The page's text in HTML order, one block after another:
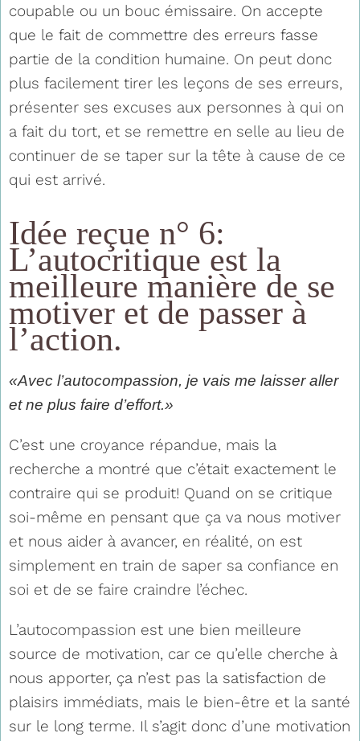
coupable ou un bouc émissaire. On accepte
que le fait de commettre des erreurs fasse
partie de la condition humaine. On peut donc
plus facilement tirer les leçons de ses erreurs,
présenter ses excuses aux personnes à qui on
a fait du tort, et se remettre en selle au lieu de
continuer de se taper sur la tête à cause de ce
qui est arrivé.
Idée reçue n° 6:
L’autocritique est la
meilleure manière de se
motiver et de passer à
l’action.
«Avec l’autocompassion, je vais me laisser aller
et ne plus faire d’effort.»
C’est une croyance répandue, mais la
recherche a montré que c’était exactement le
contraire qui se produit! Quand on se critique
soi-même en pensant que ça va nous motiver
et nous aider à avancer, en réalité, on est
simplement en train de saper sa confiance en
soi et de se faire craindre l’échec.
L’autocompassion est une bien meilleure
source de motivation, car ce qu’elle cherche à
nous apporter, ça n’est pas la satisfaction de
plaisirs immédiats, mais le bien-être et la santé
sur le long terme. Il s’agit donc d’une motivation